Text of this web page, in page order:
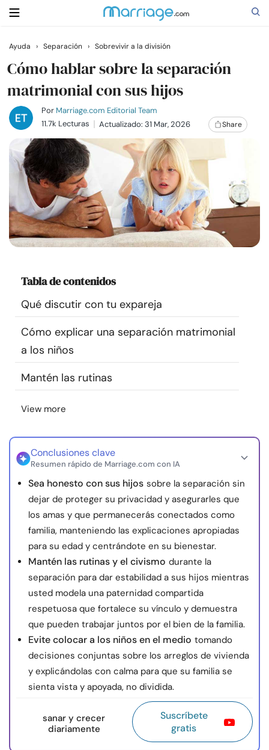
Buscar
Casarse
Relaciones
Familia
Ayuda
Cursos
Recursos
Comunidad
Encuentra un terapeuta
Idioma
nosotros
© Copyright 2026. Todos los derechos reservados.
Ayuda › Separación › Sobrevivir a la división
Cómo hablar sobre la separación
matrimonial con sus hijos
Por Marriage.com Editorial Team
11.7k Lecturas
Actualizado: 31 Mar, 2026 Share
Tabla de contenidos
Qué discutir con tu expareja
Cómo explicar una separación matrimonial
a los niños
Mantén las rutinas
View more
Conclusiones clave
Resumen rápido de Marriage.com con IA
Sea honesto con sus hijos sobre la separación sin
dejar de proteger su privacidad y asegurarles que
los amas y que permanecerás conectados como
familia, manteniendo las explicaciones apropiadas
para su edad y centrándote en su bienestar.
Mantén las rutinas y el civismo durante la
separación para dar estabilidad a sus hijos mientras
usted modela una paternidad compartida
respetuosa que fortalece su vínculo y demuestra
que pueden trabajar juntos por el bien de la familia.
Evite colocar a los niños en el medio tomando
decisiones conjuntas sobre los arreglos de vivienda
y explicándolas con calma para que su familia se
sienta vista y apoyada, no dividida.
sanar y crecer
diariamente
Suscríbete
gratis